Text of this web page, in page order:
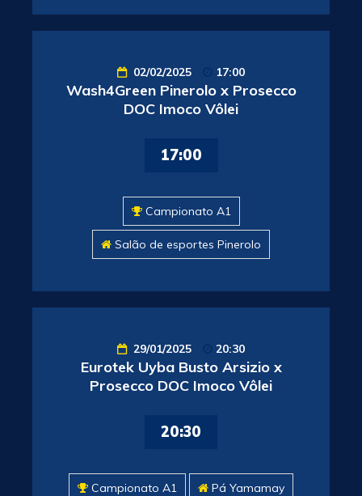
02/02/2025 17:00
Wash4Green Pinerolo x Prosecco
DOC Imoco Vôlei
17:00
Campionato A1
Salão de esportes Pinerolo
29/01/2025 20:30
Eurotek Uyba Busto Arsizio x
Prosecco DOC Imoco Vôlei
20:30
Campionato A1 Pá Yamamay